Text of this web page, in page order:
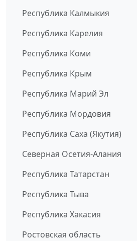
Республика Калмыкия
Республика Карелия
Республика Коми
Республика Крым
Республика Марий Эл
Республика Мордовия
Республика Саха (Якутия)
Северная Осетия-Алания
Республика Татарстан
Республика Тыва
Республика Хакасия
Ростовская область